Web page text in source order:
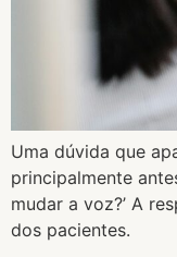
Uma dúvida que
principalmente
mudar a voz?’ A
dos pacientes.